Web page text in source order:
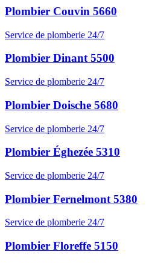
Plombier Couvin 5660
Service de plomberie 24/7
Plombier Dinant 5500
Service de plomberie 24/7
Plombier Doische 5680
Service de plomberie 24/7
Plombier Éghezée 5310
Service de plomberie 24/7
Plombier Fernelmont 5380
Service de plomberie 24/7
Plombier Floreffe 5150